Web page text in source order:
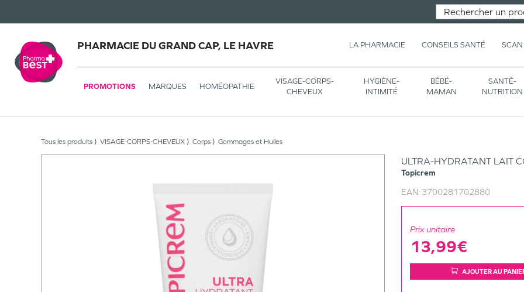
PHARMACIE DU GRAND CAP, LE HAVRE LA PHARMACIE CONSEILS SANTÉ SCAN
PROMOTIONS MARQUES HOMÉOPATHIE
VISAGE-CORPS-
CHEVEUX
HYGIÈNE-
INTIMITÉ
BÉBÉ-
MAMAN
SANTÉ-
NUTRITION
Tous les produits VISAGE-CORPS-CHEVEUX Corps Gommages et Huiles
ULTRA-HYDRATANT LAIT
Topicrem
EAN: 3700281702880
Prix unitaire
13,99€
AJOUTER AU